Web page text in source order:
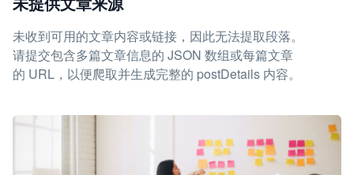
未收到可用的文章内容或链接，因此无法提取段落。
请提交包含多篇文章信息的 JSON 数组或每篇文章
的 URL，以便爬取并生成完整的 postDetails 内容。